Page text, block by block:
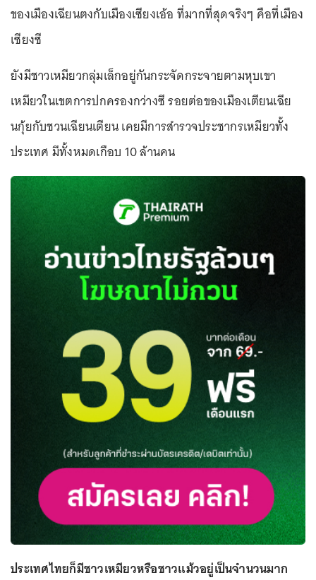
ของเมืองเฉียนตงกับเมืองเซียงเอ้อ ที่มากที่สุดจริงๆ คือที่เมือง
เซียงซี
ยังมีชาวเหมียวกลุ่มเล็กอยู่กันกระจัดกระจายตามหุบเขา
เหมียวในเขตการปกครองกว่างซี รอยต่อของเมืองเตียนเฉีย
นกุ้ยกับชวนเฉียนเตียน เคยมีการสำรวจประชากรเหมียวทั้ง
ประเทศ มีทั้งหมดเกือบ 10 ล้านคน
ประเทศไทยก็มีชาวเหมียวหรือชาวแม้วอยู่เป็นจำนวนมาก